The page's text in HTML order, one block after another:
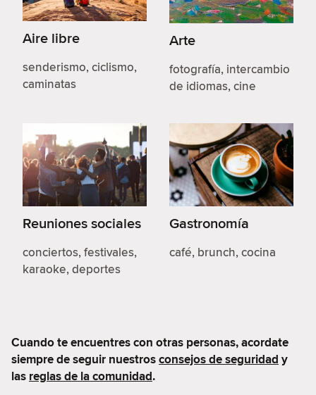
Aire libre
senderismo, ciclismo,
caminatas
Arte
fotografía, intercambio
de idiomas, cine
Reuniones sociales
conciertos, festivales,
karaoke, deportes
Gastronomía
café, brunch, cocina
Cuando te encuentres con otras personas, acordate
siempre de seguir nuestrosconsejos de seguridad y
las reglas de la comunidad.